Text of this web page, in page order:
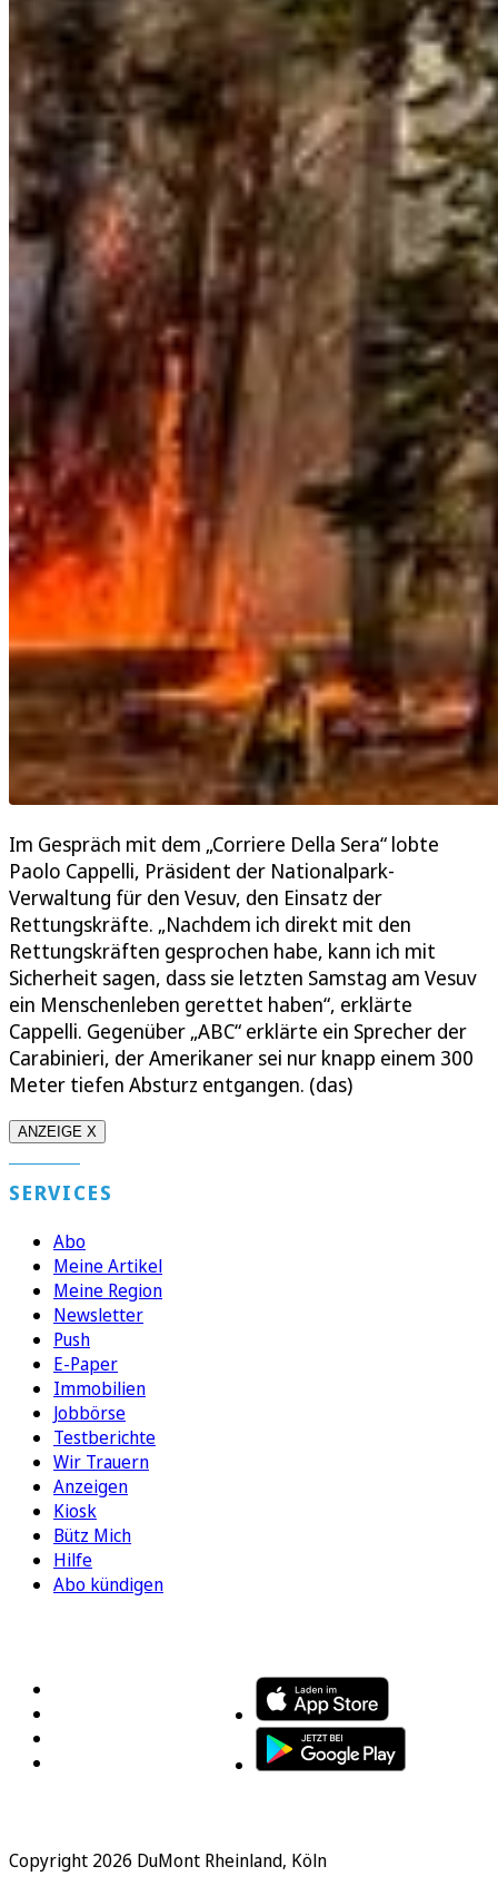
Im Gespräch mit dem „Corriere Della Sera“ lobte
Paolo Cappelli, Präsident der Nationalpark-
Verwaltung für den Vesuv, den Einsatz der
Rettungskräfte. „Nachdem ich direkt mit den
Rettungskräften gesprochen habe, kann ich mit
Sicherheit sagen, dass sie letzten Samstag am Vesuv
ein Menschenleben gerettet haben“, erklärte
Cappelli. Gegenüber „ABC“ erklärte ein Sprecher der
Carabinieri, der Amerikaner sei nur knapp einem 300
Meter tiefen Absturz entgangen. (das)
ANZEIGE X
SERVICES
Abo
Meine Artikel
Meine Region
Newsletter
Push
E-Paper
Immobilien
Jobbörse
Testberichte
Wir Trauern
Anzeigen
Kiosk
Bütz Mich
Hilfe
Abo kündigen
Copyright 2026 DuMont Rheinland, Köln